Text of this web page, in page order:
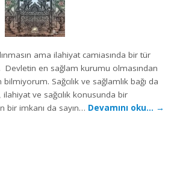
ama ilahiyat camiasında bir tür
Devletin en sağlam kurumu olmasından
Sağcılık ve sağlamlık bağı da
ve sağcılık konusunda bir
bir imkanı da sayın… Devamını oku… →